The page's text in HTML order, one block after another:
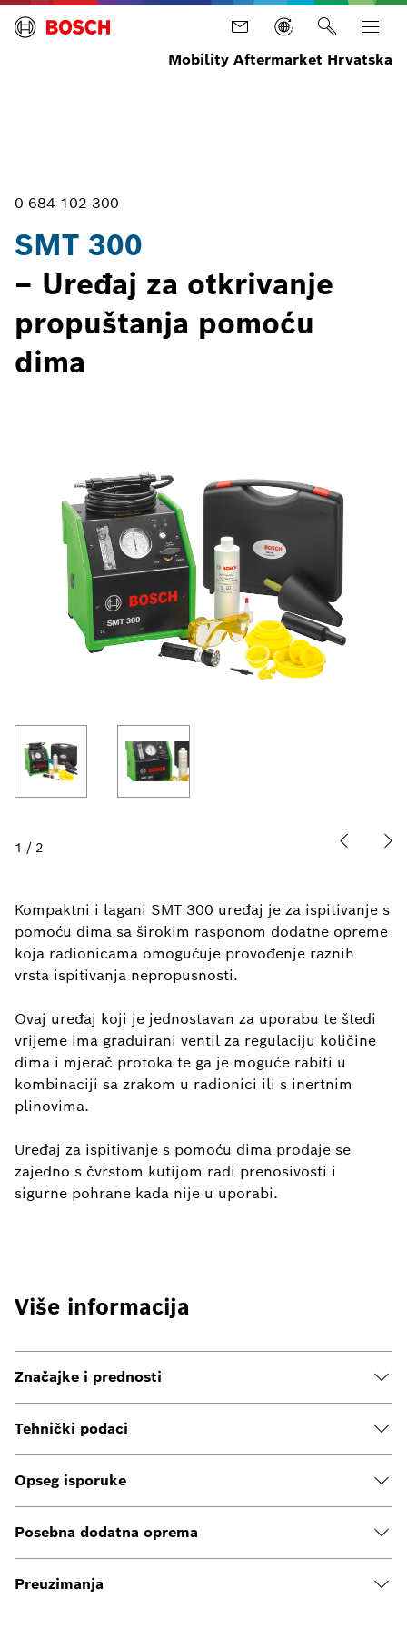
Mobility Aftermarket Hrvatska
0 684 102 300
SMT 300
– Uređaj za otkrivanje
propuštanja pomoću
dima
1 / 2
Kompaktni i lagani SMT 300 uređaj je za ispitivanje s
pomoću dima sa širokim rasponom dodatne opreme
koja radionicama omogućuje provođenje raznih
vrsta ispitivanja nepropusnosti.
Ovaj uređaj koji je jednostavan za uporabu te štedi
vrijeme ima graduirani ventil za regulaciju količine
dima i mjerač protoka te ga je moguće rabiti u
kombinaciji sa zrakom u radionici ili s inertnim
plinovima.
Uređaj za ispitivanje s pomoću dima prodaje se
zajedno s čvrstom kutijom radi prenosivosti i
sigurne pohrane kada nije u uporabi.
Više informacija
Značajke i prednosti
Tehnički podaci
Opseg isporuke
Posebna dodatna oprema
Preuzimanja